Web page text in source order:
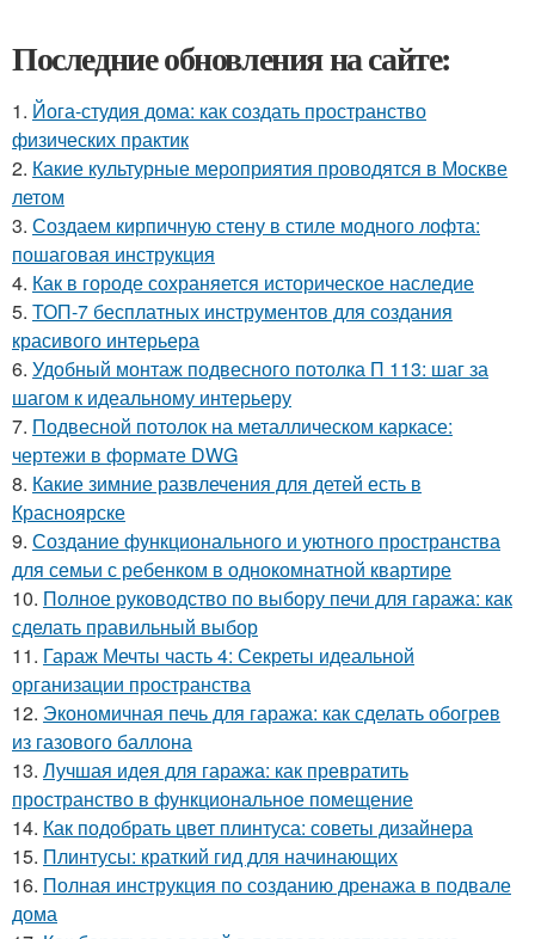
Последние обновления на сайте:
1. Йога-студия дома: как создать пространство
физических практик
2. Какие культурные мероприятия проводятся в Москве
летом
3. Создаем кирпичную стену в стиле модного лофта:
пошаговая инструкция
4. Как в городе сохраняется историческое наследие
5. ТОП-7 бесплатных инструментов для создания
красивого интерьера
6. Удобный монтаж подвесного потолка П 113: шаг за
шагом к идеальному интерьеру
7. Подвесной потолок на металлическом каркасе:
чертежи в формате DWG
8. Какие зимние развлечения для детей есть в
Красноярске
9. Создание функционального и уютного пространства
для семьи с ребенком в однокомнатной квартире
10. Полное руководство по выбору печи для гаража: как
сделать правильный выбор
11. Гараж Мечты часть 4: Секреты идеальной
организации пространства
12. Экономичная печь для гаража: как сделать обогрев
из газового баллона
13. Лучшая идея для гаража: как превратить
пространство в функциональное помещение
14. Как подобрать цвет плинтуса: советы дизайнера
15. Плинтусы: краткий гид для начинающих
16. Полная инструкция по созданию дренажа в подвале
дома